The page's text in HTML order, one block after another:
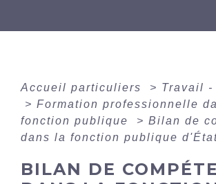
Accueil particuliers > Travail -
> Formation professionnelle
fonction publique
> Bilan de
dans la fonction publique
BILAN DE